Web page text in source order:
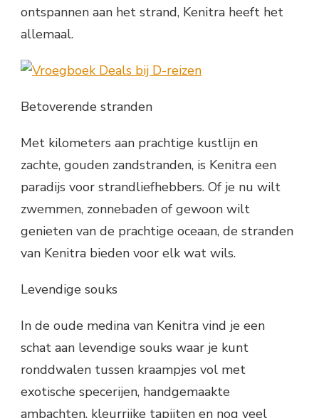
ontspannen aan het strand, Kenitra heeft het
allemaal.
Betoverende stranden
Met kilometers aan prachtige kustlijn en
zachte, gouden zandstranden, is Kenitra een
paradijs voor strandliefhebbers. Of je nu wilt
zwemmen, zonnebaden of gewoon wilt
genieten van de prachtige oceaan, de stranden
van Kenitra bieden voor elk wat wils.
Levendige souks
In de oude medina van Kenitra vind je een
schat aan levendige souks waar je kunt
ronddwalen tussen kraampjes vol met
exotische specerijen, handgemaakte
ambachten, kleurrijke tapijten en nog veel